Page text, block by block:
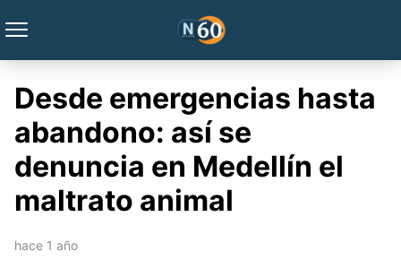
Desde emergencias hasta
abandono: así se
denuncia en Medellín el
maltrato animal
hace 1 año